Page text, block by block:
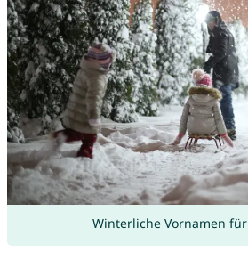
Winterliche Vornamen